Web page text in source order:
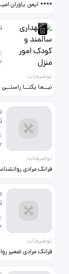
✔ شبانه روزی یا
02177572139 و 02144651243
2 ماه پیش
توضیحات
66575411 تمام نقاط 09120535184
2 ماه پیش
توضیحات
فرانک مرادی
مشاوره نوجوان
مشاوره در زمینه
کودک و نوجوان
کودک و نوجوان
در کودک و نوجوان
2 ماه پیش
توضیحات
فرانک مرادی ضمیر
مشاوره نوجوان